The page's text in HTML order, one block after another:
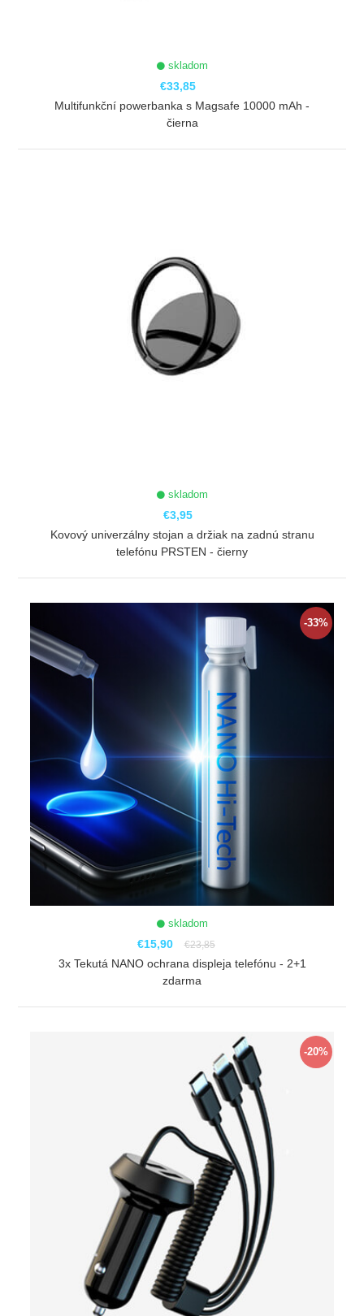
skladom
€33,85
Multifunkční powerbanka s Magsafe 10000 mAh -
čierna
skladom
€3,95
ZOBRAZIŤ
Kovový univerzálny stojan a držiak na zadnú stranu
telefónu PRSTEN - čierny
-33%
skladom
€15,90 €23,85
3x Tekutá NANO ochrana displeja telefónu - 2+1
zdarma
-20%